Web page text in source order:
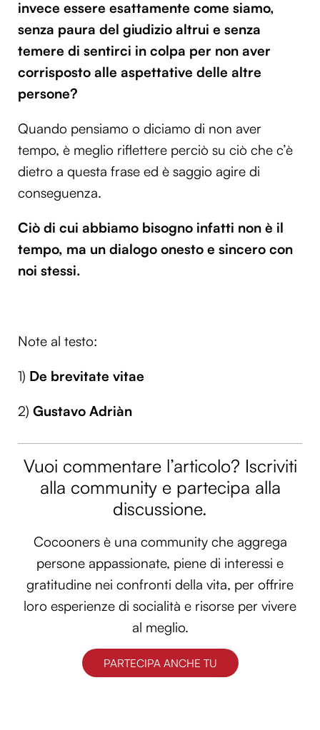
Utilizziamo i cookie per personalizzare contenuti ed
annunci, per fornire funzionalità dei social media e per
analizzare il nostro traffico. Condividiamo inoltre
informazioni sul modo in cui utilizzi il nostro sito con i
nostri partner che si occupano di analisi dei dati web,
pubblicità e social media, i quali potrebbero combinarle
raccolto dal tuo utilizzo dei loro servizi.
invece essere esattamente come siamo,
senza paura del giudizio altrui e senza
temere di sentirci in colpa per non aver
corrisposto alle aspettative delle altre
persone?
Quando pensiamo o diciamo di non aver
tempo, è meglio riflettere perciò su ciò che c’è
dietro a questa frase ed è saggio agire di
conseguenza.
Ciò di cui abbiamo bisogno infatti non è il
tempo, ma un dialogo onesto e sincero con
noi stessi.
Note al testo:
1) De brevitate vitae
2) Gustavo Adriàn
Vuoi commentare l’articolo? Iscriviti
alla community e partecipa alla
discussione.
Cocooners è una community che aggrega
persone appassionate, piene di interessi e
gratitudine nei confronti della vita, per offrire
loro esperienze di socialità e risorse per vivere
al meglio.
PARTECIPA ANCHE TU